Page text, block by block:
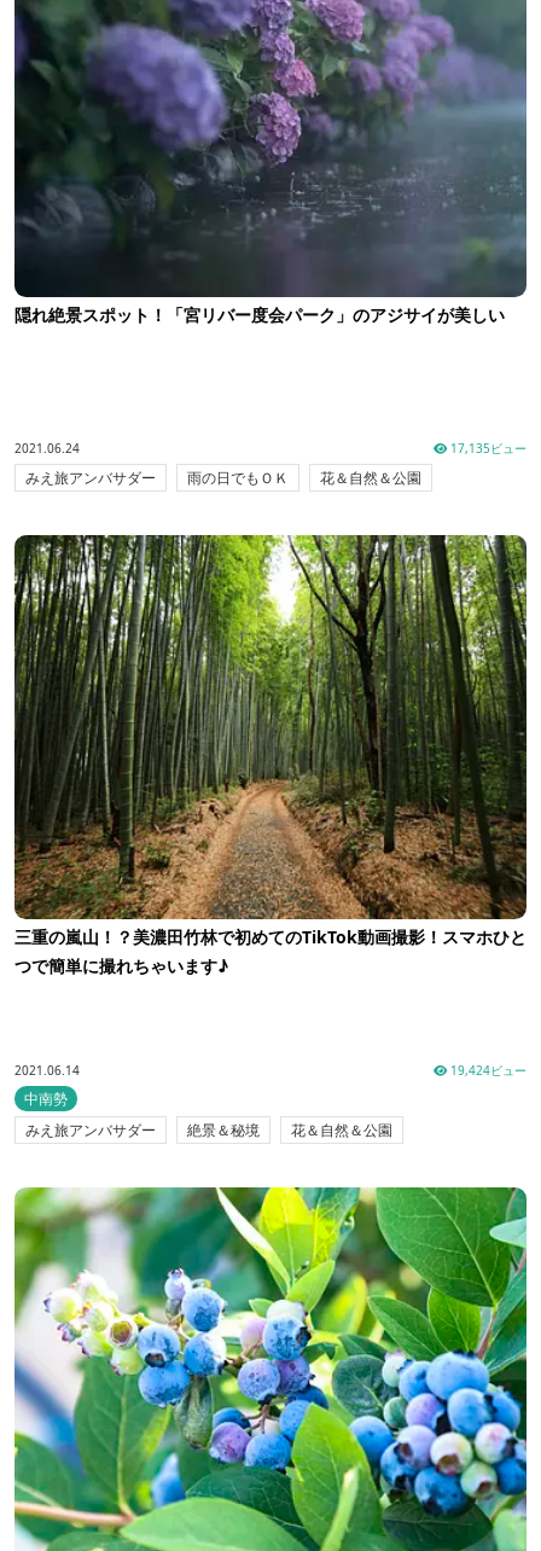
隠れ絶景スポット！「宮リバー度会パーク」のアジサイが美しい
2021.06.24 17,135ビュー
みえ旅アンバサダー 雨の日でもＯＫ 花＆自然＆公園
三重の嵐山！？美濃田竹林で初めてのTikTok動画撮影！スマホひと
つで簡単に撮れちゃいます♪
2021.06.14 19,424ビュー
中南勢
みえ旅アンバサダー
絶景＆秘境 花＆自然＆公園